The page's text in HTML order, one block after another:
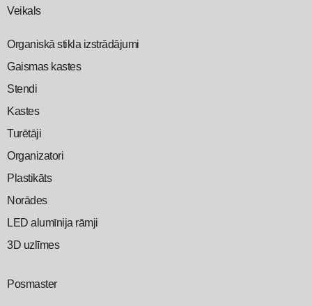
Veikals
Organiskā stikla izstrādājumi
Gaismas kastes
Stendi
Kastes
Turētāji
Organizatori
Plastikāts
Norādes
LED alumīnija rāmji
3D uzlīmes
Posmaster